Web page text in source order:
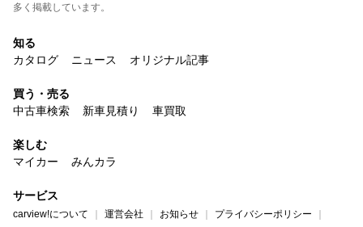
多く掲載しています。
知る
カタログ
ニュース オリジナル記事
買う・売る
中古車検索
新車見積り 車買取
楽しむ
マイカー
みんカラ
サービス
carview!について 運営会社 お知らせ
プライバシーポリシー